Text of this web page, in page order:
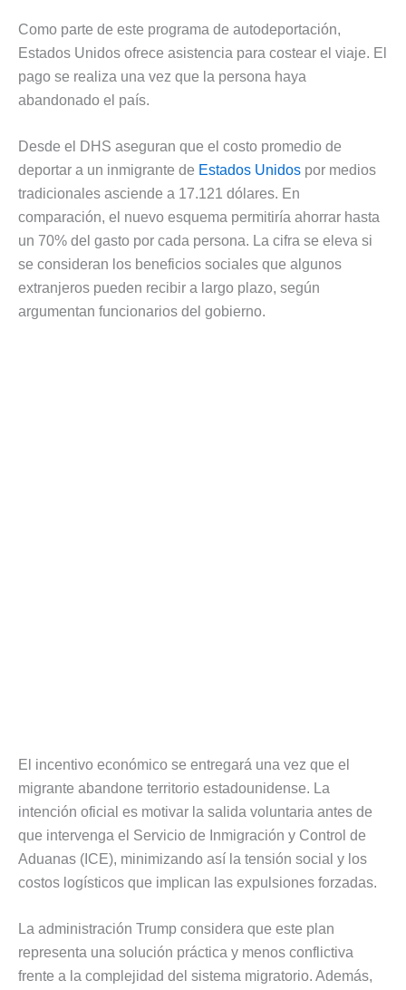
Como parte de este programa de autodeportación,
Estados Unidos ofrece asistencia para costear el viaje. El
pago se realiza una vez que la persona haya
abandonado el país.
Desde el DHS aseguran que el costo promedio de
deportar a un inmigrante de Estados Unidos por medios
tradicionales asciende a 17.121 dólares. En
comparación, el nuevo esquema permitiría ahorrar hasta
un 70% del gasto por cada persona. La cifra se eleva si
se consideran los beneficios sociales que algunos
extranjeros pueden recibir a largo plazo, según
argumentan funcionarios del gobierno.
El incentivo económico se entregará una vez que el
migrante abandone territorio estadounidense. La
intención oficial es motivar la salida voluntaria antes de
que intervenga el Servicio de Inmigración y Control de
Aduanas (ICE), minimizando así la tensión social y los
costos logísticos que implican las expulsiones forzadas.
La administración Trump considera que este plan
representa una solución práctica y menos conflictiva
frente a la complejidad del sistema migratorio. Además,